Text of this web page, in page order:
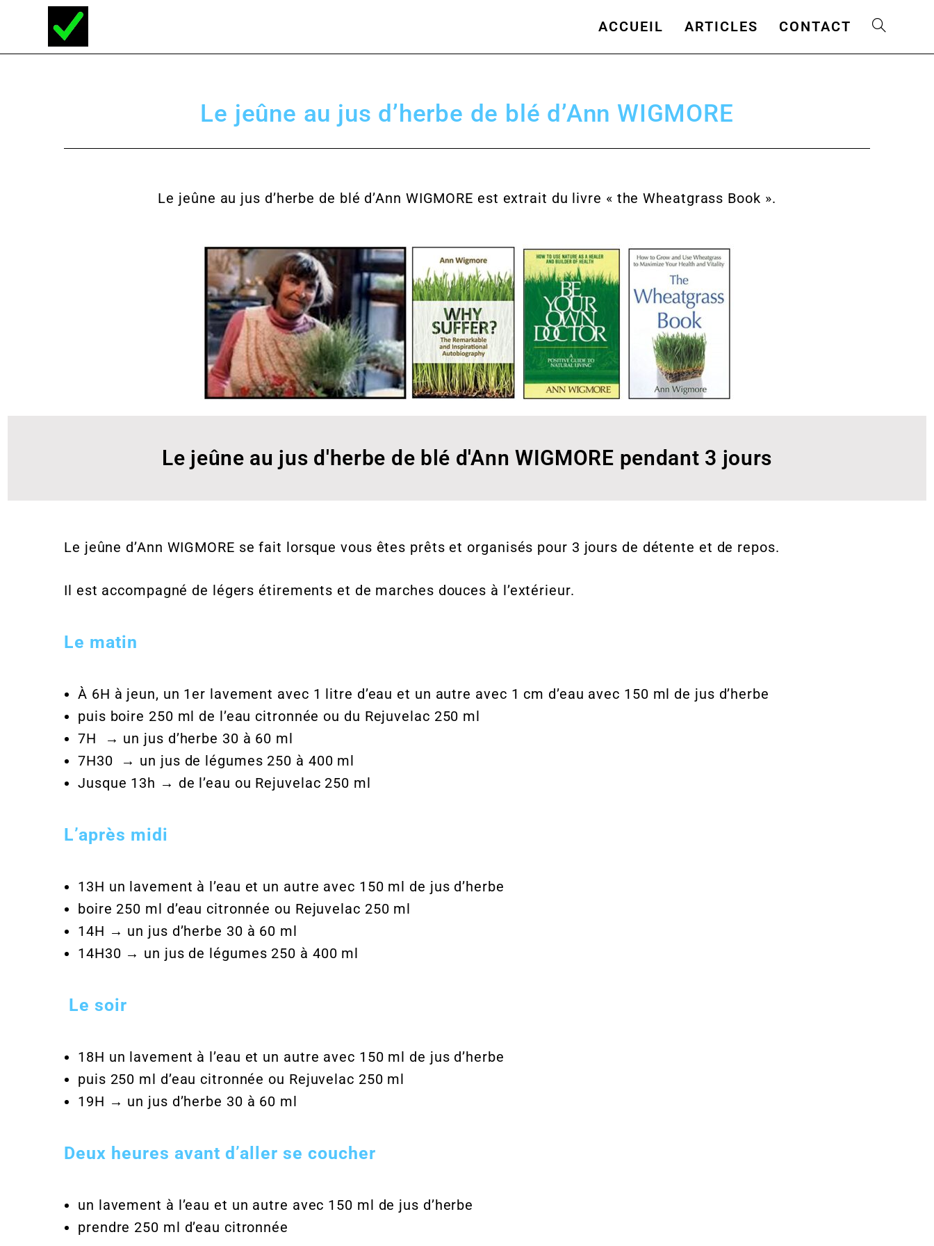
ACCUEIL ARTICLES CONTACT
Le jeûne au jus d’herbe de blé d’Ann WIGMORE
Le jeûne au jus d’herbe de blé d’Ann WIGMORE est extrait du livre « the Wheatgrass Book ».
Le jeûne au jus d'herbe de blé d'Ann WIGMORE pendant 3 jours
Le jeûne d’Ann WIGMORE se fait lorsque vous êtes prêts et organisés pour 3 jours de détente et de repos.
Il est accompagné de légers étirements et de marches douces à l’extérieur.
Le matin
À 6H à jeun, un 1er lavement avec 1 litre d’eau et un autre avec 1 cm d’eau avec 150 ml de jus d’herbe
puis boire 250 ml de l’eau citronnée ou du Rejuvelac 250 ml
7H → un jus d’herbe 30 à 60 ml
7H30 → un jus de légumes 250 à 400 ml
Jusque 13h → de l’eau ou Rejuvelac 250 ml
L’après midi
13H un lavement à l’eau et un autre avec 150 ml de jus d’herbe
boire 250 ml d’eau citronnée ou Rejuvelac 250 ml
14H → un jus d’herbe 30 à 60 ml
14H30 → un jus de légumes 250 à 400 ml
Le soir
18H un lavement à l’eau et un autre avec 150 ml de jus d’herbe
puis 250 ml d’eau citronnée ou Rejuvelac 250 ml
19H → un jus d’herbe 30 à 60 ml
Deux heures avant d’aller se coucher
un lavement à l’eau et un autre avec 150 ml de jus d’herbe
prendre 250 ml d’eau citronnée